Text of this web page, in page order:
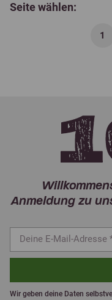
Seite wählen:
1
Anmeldung zu
Wir geben deine Daten